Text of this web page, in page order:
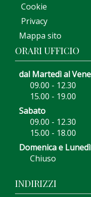
Cookie
Privacy
Mappa sito
ORARI UFFICIO
dal Martedì al
09.00 - 12.30
15.00 - 19.00
Sabato
09.00 - 12.30
15.00 - 18.00
Domenica e Lunedì
Chiuso
INDIRIZZI